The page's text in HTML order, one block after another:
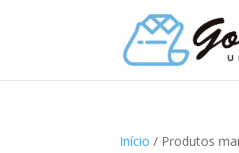
Início / Produtos